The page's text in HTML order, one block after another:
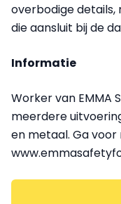
overbodige
die aansluit bij de
Informatie
Worker van EMMA
meerdere
en metaal. Ga